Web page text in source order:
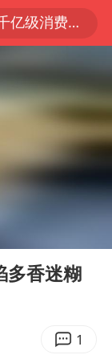
日本试射“战斧”导弹，国防部回应
力增强
广东雷州通报特教老师招聘违规事件
地震致1死
滑雪”不实
和
增长态势
国防部：中国军队坚决反制任何闹海挑衅图谋
多香迷糊
1